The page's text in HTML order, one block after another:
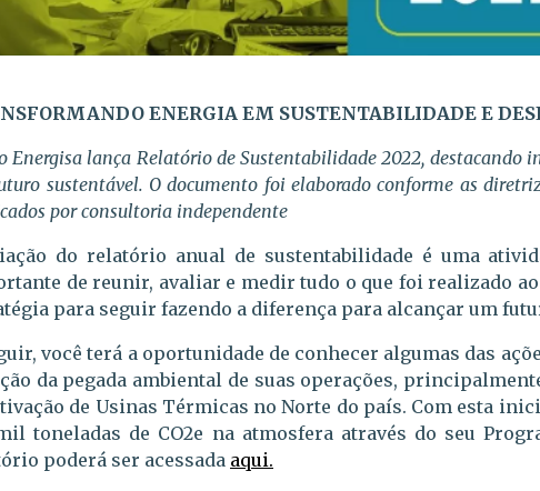
ENERGIA EM SUSTENTABILIDADE E
Energisa lança Relatório de Sustentabilidade 2022, destacando
sustentável. O documento foi elaborado conforme as
por consultoria independente
do relatório anual de sustentabilidade é uma
de reunir, avaliar e medir tudo o que foi realizado
para seguir fazendo a diferença para alcançar um
você terá a oportunidade de conhecer algumas das
da pegada ambiental de suas operações,
de Usinas Térmicas no Norte do país. Com esta
toneladas de CO2e na atmosfera através do seu
poderá ser acessada aqui.